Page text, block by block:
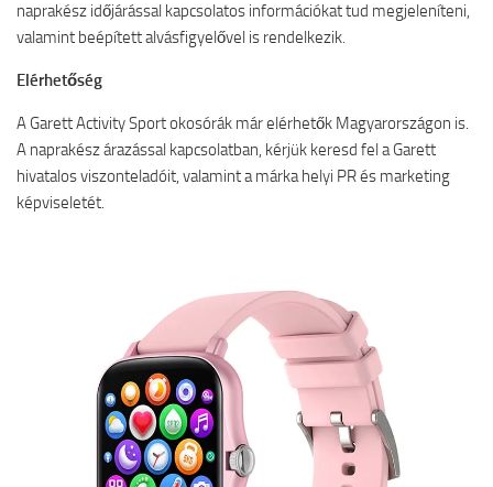
naprakész időjárással kapcsolatos információkat tud megjeleníteni,
valamint beépített alvásfigyelővel is rendelkezik.
Elérhetőség
A Garett Activity Sport okosórák már elérhetők Magyarországon is.
A naprakész árazással kapcsolatban, kérjük keresd fel a Garett
hivatalos viszonteladóit, valamint a márka helyi PR és marketing
képviseletét.